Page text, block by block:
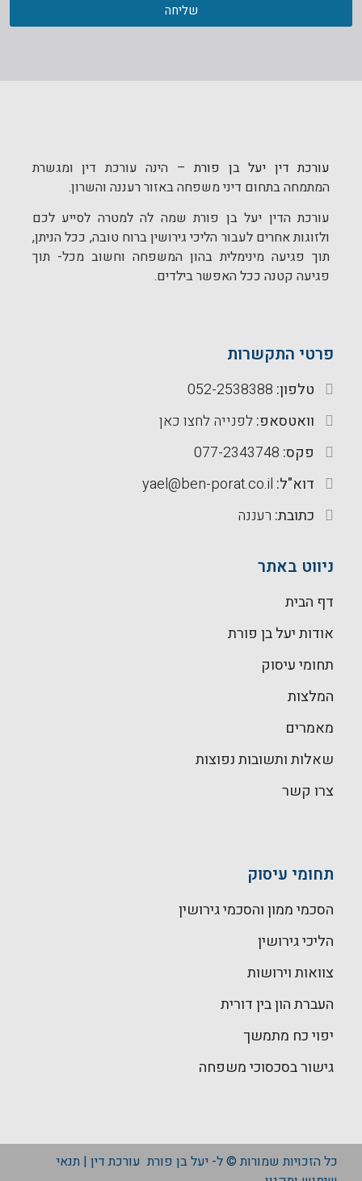
שליחה
עורכת דין יעל בן פורת– הינה עורכת דין ומגשרת
המתמחה בתחום דיני משפחהבאזוררעננה והשרון.
עורכת הדין יעל בן פורת שמה לה למטרה לסייע לכם
ולזוגות אחרים לעבור הליכי גירושיןברוח טובה, ככל הניתן,
תוך פגיעה מינימלית בהון המשפחה וחשוב מכל- תוך
פגיעה קטנה ככל האפשר בילדים.
פרטי התקשרות
טלפון:
וואטסאפ:לפנייה לחצו כאן
פקס:
דוא"ל:
כתובת: רעננה
ניווט באתר
דף הבית
אודות יעל בן פורת
תחומי עיסוק
המלצות
מאמרים
שאלות ותשובות נפוצות
צרו קשר
תחומי עיסוק
הסכמי ממון והסכמי גירושין
הליכי גירושין
צוואות וירושות
העברת הון בין דורית
יפוי כח מתמשך
גישור בסכסוכי משפחה
כל הזכויות שמורות © ל- יעל בן פורת עורכת דין | תנאי